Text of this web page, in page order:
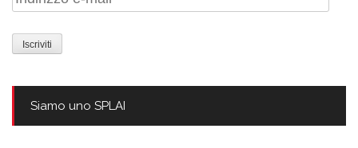
e-
mail
Siamo uno SPLAI